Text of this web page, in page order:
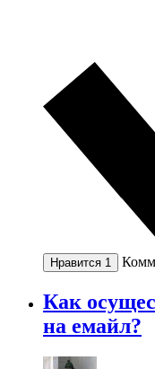
Нравится 1
Как
на емайл?